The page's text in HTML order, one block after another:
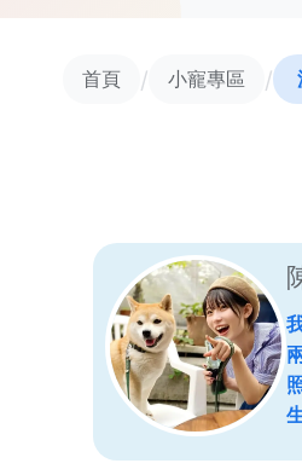
首頁 / 小寵專區 /